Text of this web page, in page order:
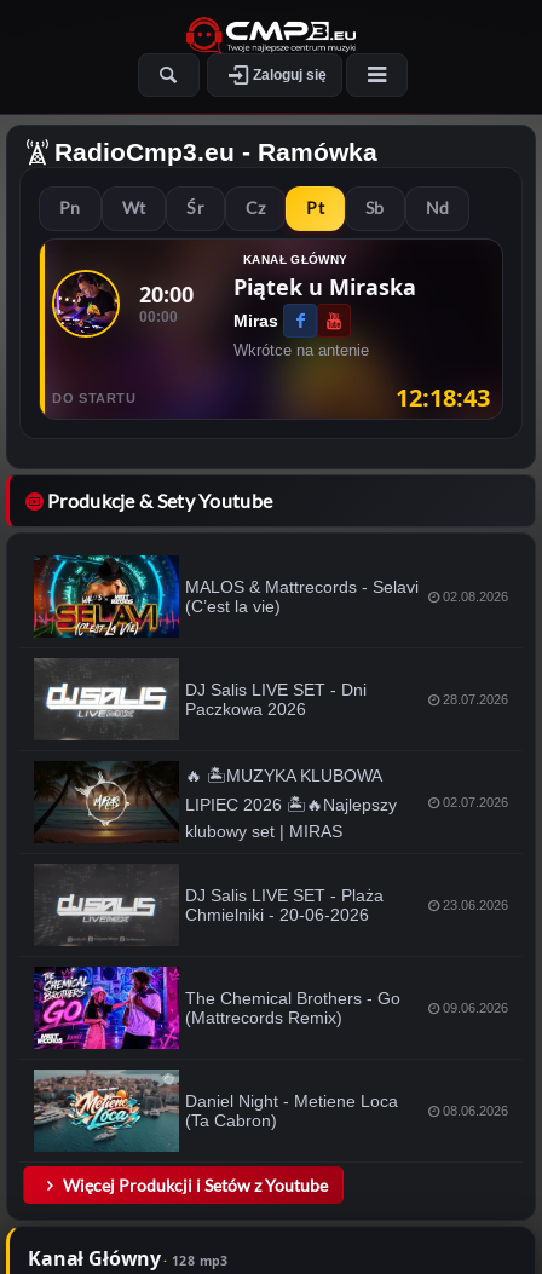
Zaloguj się
RadioCmp3.eu - Ramówka
Pn Wt Śr Cz Pt Sb Nd
20:00
00:00
KANAŁ GŁÓWNY
Piątek u Miraska
Miras
Wkrótce na antenie
DO STARTU 12:18:43
Produkcje & Sety Youtube
MALOS & Mattrecords - Selavi
(C’est la vie)
02.08.2026
DJ Salis LIVE SET - Dni
Paczkowa 2026
28.07.2026
🔥 🏝️MUZYKA KLUBOWA
LIPIEC 2026 🏝️🔥Najlepszy
klubowy set | MIRAS
02.07.2026
DJ Salis LIVE SET - Plaża
Chmielniki - 20-06-2026
23.06.2026
The Chemical Brothers - Go
(Mattrecords Remix)
09.06.2026
Daniel Night - Metiene Loca
(Ta Cabron)
08.06.2026
Więcej Produkcji i Setów z Youtube
Kanał Główny 128 mp3